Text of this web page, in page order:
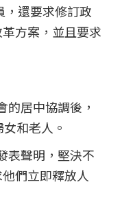
，還要求修訂政
方案，並且要求
的居中協調後，
和老人。
表聲明，堅決不
們立即釋放人